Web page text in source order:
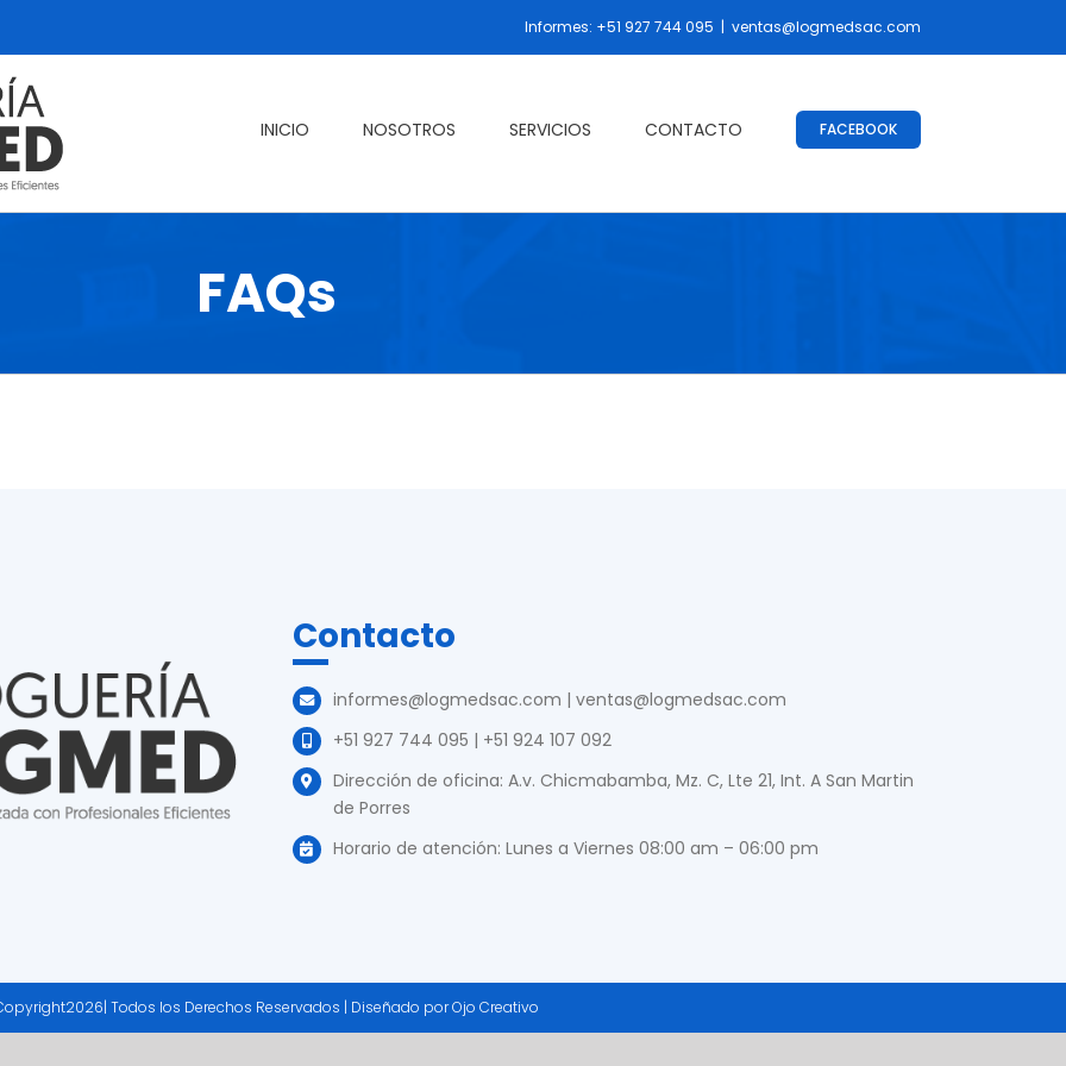
Informes: +51 927 744 095 | ventas@logmedsac.com
INICIO NOSOTROS SERVICIOS CONTACTO FACEBOOK
FAQs
Contacto
informes@logmedsac.com | ventas@logmedsac.com
+51 927 744 095 | +51 924 107 092
Dirección de oficina: A.v. Chicmabamba, Mz. C, Lte 21, Int. A San Martin
de Porres
Horario de atención: Lunes a Viernes 08:00 am – 06:00 pm
2026| Todos los Derechos Reservados | Diseñado porOjo Creativo